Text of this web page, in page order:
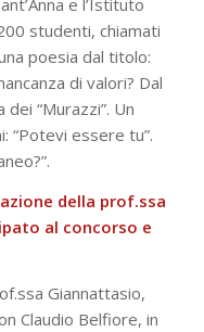
e l’Istituto
studenti, chiamati
poesia dal titolo:
di valori? Dal
“Murazzi”. Un
“Potevi essere tu”.
della prof.ssa
al concorso e
Giannattasio,
Claudio Belfiore, in